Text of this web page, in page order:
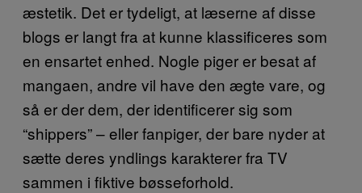
æstetik. Det er tydeligt, at læserne af disse
blogs er langt fra at kunne klassificeres som
en ensartet enhed. Nogle piger er besat af
mangaen, andre vil have den ægte vare, og
så er der dem, der identificerer sig som
“shippers” – eller fanpiger, der bare nyder at
sætte deres yndlings karakterer fra TV
sammen i fiktive bøsseforhold.